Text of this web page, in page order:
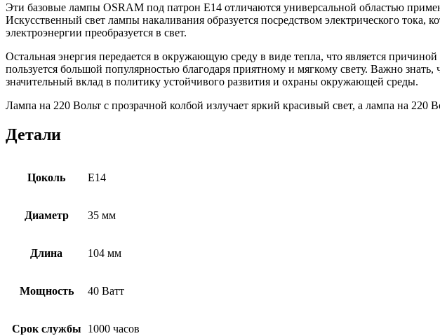
Эти базовые лампы OSRAM под патрон Е14 отличаются универсальной областью
Искусственный свет лампы накаливания образуется посредством электрического
электроэнергии преобразуется в свет.
Остальная энергия передается в окружающую среду в виде тепла, что является
пользуется большой популярностью благодаря приятному и мягкому свету. Важно
значительный вклад в политику устойчивого развития и охраны окружающей среды.
Лампа на 220 Вольт с прозрачной колбой излучает яркий красивый свет, а лампа на 220
Детали
Цоколь E14
Диаметр 35 мм
Длина 104 мм
Мощность 40 Ватт
Срок службы 1000 часов